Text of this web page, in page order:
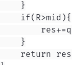
    }
    if(R>mid){
    }
return